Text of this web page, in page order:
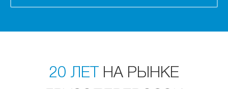
20 ЛЕТ
НА РЫНКЕ